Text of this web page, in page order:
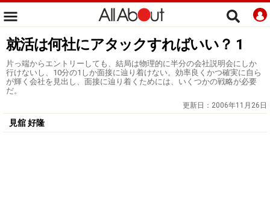
就活は何社にアタックすればいい？ 1
片っ端からエントリーしても、結局は物理的に半分の会社説明会にしか
行けないし、10分の1しか面接に辿り着けない。効率良くかつ確実に自ら
が輝く会社を見出し、面接に辿り着くためには、いくつかの戦略が必要
だ。
更新日： 2006年11月26日
見舘 好隆